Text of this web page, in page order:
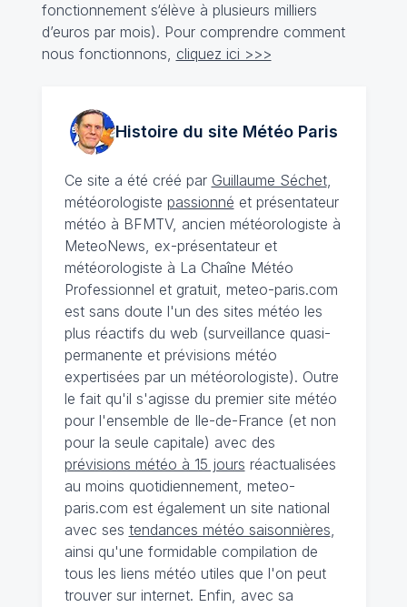
fonctionnement s‘élève à plusieurs milliers
d’euros par mois). Pour comprendre comment
nous fonctionnons, cliquez ici >>>
Histoire du site MétéoParis
Ce site a été créé par Guillaume Séchet,
météorologiste passionné et présentateur
météo à BFMTV, ancien météorologiste à
MeteoNews, ex-présentateur et
météorologiste à La Chaîne Météo
Professionnel et gratuit, meteo-paris.com
est sans doute l'un des sites météo les
plus réactifs du web (surveillance quasi-
permanente et prévisions météo
expertisées par un météorologiste). Outre
le fait qu'il s'agisse du premier site météo
pour l'ensemble de Ile-de-France (et non
pour la seule capitale) avec des
prévisions météo à 15 jours réactualisées
au moins quotidiennement, meteo-
paris.com est également un site national
avec ses tendances météo saisonnières,
ainsi qu'une formidable compilation de
tous les liens météo utiles que l'on peut
trouver sur internet. Enfin, avec sa